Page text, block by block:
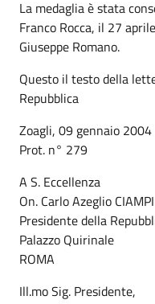
La medaglia è stata
Franco Rocca, il 27
Giuseppe Romano.
Questo il testo della
Repubblica
Zoagli, 09 gennaio 2004
Prot. n° 279
A S. Eccellenza
On. Carlo Azeglio CIAMPI
Presidente della
Palazzo Quirinale
ROMA
Ill.mo Sig. Presidente,